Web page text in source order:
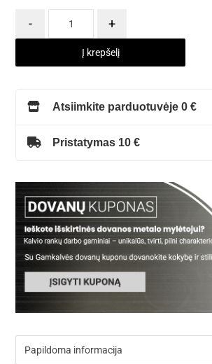
- +
Į krepšelį
Atsiimkite parduotuvėje 0 €
Pristatymas 10 €